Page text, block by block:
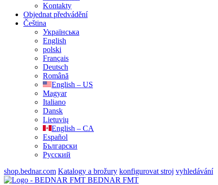
Kontakty
Objednat předvádění
Čeština
Українська
English
polski
Français
Deutsch
Română
English – US
Magyar
Italiano
Dansk
Lietuvių
English – CA
Español
Български
Русский
shop.bednar.com Katalogy a brožury konfigurovat stroj vyhledávání
BEDNAR FMT